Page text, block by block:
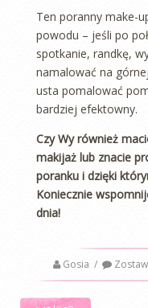
Ten poranny make-
powodu – jeśli po
spotkanie, randkę,
namalować na
usta pomalować
bardziej efektowny.
Czy Wy również
makijaż lub znacie
poranku i dzięki
Koniecznie
dnia!
Gosia /